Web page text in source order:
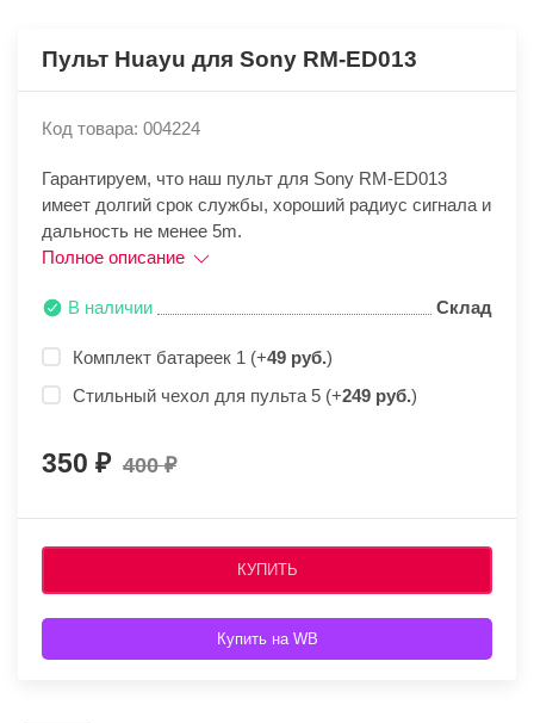
Пульт Huayu для Sony RM-ED013
Код товара: 004224
Гарантируем, что наш пульт для Sony RM-ED013
имеет долгий срок службы, хороший радиус сигнала и
дальность не менее 5m.
Полное описание
В наличии Склад
Комплект батареек 1 (+49 руб.)
Стильный чехол для пульта 5 (+249 руб.)
350 400
КУПИТЬ
Купить на WB